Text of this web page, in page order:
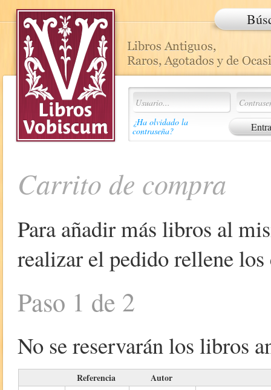
¿Ha olvidado la
contraseña?
Carrito de compra
Para añadir más libros al
realizar el pedido rellene
Paso 1 de 2
No se reservarán los libros
Referencia Autor